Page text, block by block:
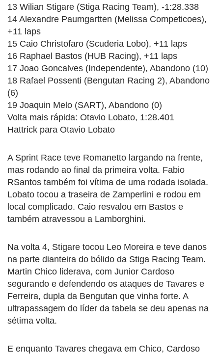
13 Wilian Stigare (Stiga Racing Team), -1:28.338
14 Alexandre Paumgartten (Melissa Competicoes),
+11 laps
15 Caio Christofaro (Scuderia Lobo), +11 laps
16 Raphael Bastos (HUB Racing), +11 laps
17 Joao Goncalves (Independente), Abandono (10)
18 Rafael Possenti (Bengutan Racing 2), Abandono
(6)
19 Joaquin Melo (SART), Abandono (0)
Volta mais rápida: Otavio Lobato, 1:28.401
Hattrick para Otavio Lobato
A Sprint Race teve Romanetto largando na frente,
mas rodando ao final da primeira volta. Fabio
RSantos também foi vítima de uma rodada isolada.
Lobato tocou a traseira de Zamperlini e rodou em
local complicado. Caio resvalou em Bastos e
também atravessou a Lamborghini.
Na volta 4, Stigare tocou Leo Moreira e teve danos
na parte dianteira do bólido da Stiga Racing Team.
Martin Chico liderava, com Junior Cardoso
segurando e defendendo os ataques de Tavares e
Ferreira, dupla da Bengutan que vinha forte. A
ultrapassagem do líder da tabela se deu apenas na
sétima volta.
E enquanto Tavares chegava em Chico, Cardoso